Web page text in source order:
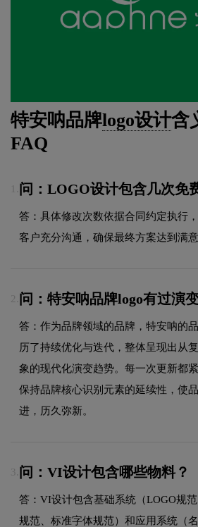
特安呐品牌logo设计含
FAQ
问：LOGO设计包含几次免
答：具体修改次数依据合同约定执行
客户充分沟通，确保最终方案达到满意
2. 问：特安呐品牌logo有过演
答：作为品牌领域的品牌，特安呐的
历了持续优化与迭代，整体呈现出从
象的现代化演变趋势。每一次更新都
保持品牌核心识别元素的延续性，使
进，历久弥新。
3. 问：VI设计包含哪些物料？
答：VI设计包含基础系统（LOGO规
规范、标准字体规范）和应用系统（